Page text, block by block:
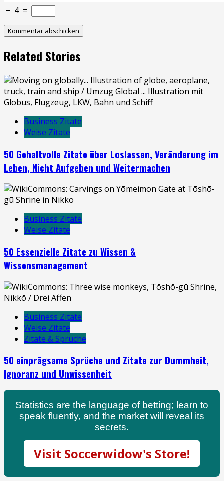
− 4 =
Related Stories
Business Zitate
Weise Zitate
50 Gehaltvolle Zitate über Loslassen, Veränderung im
Leben, Nicht Aufgeben und Weitermachen
Business Zitate
Weise Zitate
50 Essenzielle Zitate zu Wissen &
Wissensmanagement
Business Zitate
Weise Zitate
Zitate & Sprüche
50 einprägsame Sprüche und Zitate zur Dummheit,
Ignoranz und Unwissenheit
Statistics are the language of betting; learn to
speak fluently, and the market will reveal its
secrets.
Visit Soccerwidow's Store!